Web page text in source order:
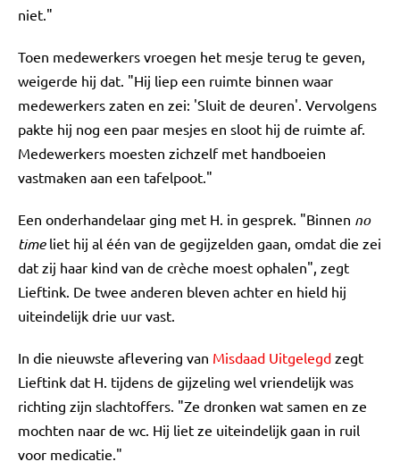
niet."
Toen medewerkers vroegen het mesje terug te geven,
weigerde hij dat. "Hij liep een ruimte binnen waar
medewerkers zaten en zei: 'Sluit de deuren'. Vervolgens
pakte hij nog een paar mesjes en sloot hij de ruimte af.
Medewerkers moesten zichzelf met handboeien
vastmaken aan een tafelpoot."
Een onderhandelaar ging met H. in gesprek. "Binnen no
timeliet hij al één van de gegijzelden gaan, omdat die zei
dat zij haar kind van de crèche moest ophalen", zegt
Lieftink. De twee anderen bleven achter en hield hij
uiteindelijk drie uur vast.
In die nieuwste aflevering van Misdaad Uitgelegd zegt
Lieftink dat H. tijdens de gijzeling wel vriendelijk was
richting zijn slachtoffers. "Ze dronken wat samen en ze
mochten naar de wc. Hij liet ze uiteindelijk gaan in ruil
voor medicatie."